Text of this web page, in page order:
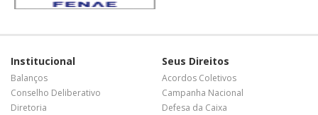
Institucional
Balanços
Conselho Deliberativo
Diretoria
Seus Direitos
Acordos Coletivos
Campanha Nacional
Defesa da Caixa